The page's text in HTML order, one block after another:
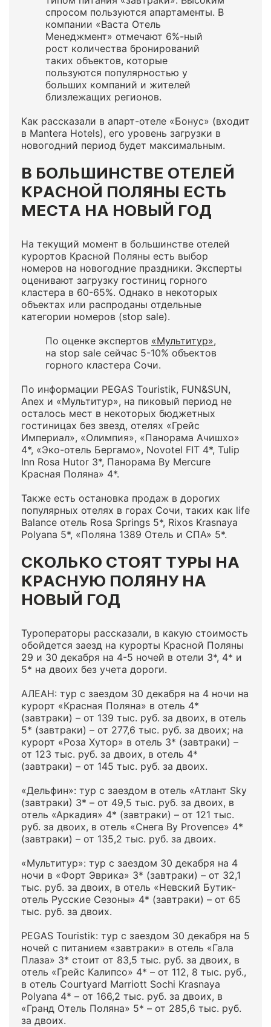
спросом пользуются апартаменты. В
компании «Васта Отель
Менеджмент» отмечают 6%-ный
рост количества бронирований
таких объектов, которые
пользуются популярностью у
больших компаний и жителей
близлежащих регионов.
Как рассказали в апарт-отеле «Бонус» (входит
в Mantera Hotels), его уровень загрузки в
новогодний период будет максимальным.
В БОЛЬШИНСТВЕ ОТЕЛЕЙ
КРАСНОЙ ПОЛЯНЫ ЕСТЬ
МЕСТА НА НОВЫЙ ГОД
На текущий момент в большинстве отелей
курортов Красной Поляны есть выбор
номеров на новогодние праздники. Эксперты
оценивают загрузку гостиниц горного
кластера в 60-65%. Однако в некоторых
объектах или распроданы отдельные
категории номеров (stop sale).
По оценке экспертов «Мультитур»,
на stop sale сейчас 5-10% объектов
горного кластера Сочи.
По информации PEGAS Touristik, FUN&SUN,
Anex и «Мультитур», на пиковый период не
осталось мест в некоторых бюджетных
гостиницах без звезд, отелях «Грейс
Империал», «Олимпия», «Панорама Ачишхо»
4*, «Эко-отель Бергамо», Novotel FIT 4*, Tulip
Inn Rosa Hutor 3*, Панорама By Mercure
Красная Поляна» 4*.
Также есть остановка продаж в дорогих
популярных отелях в горах Сочи, таких как life
Balance отель Rosa Springs 5*, Rixos Krasnaya
Polyana 5*, «Поляна 1389 Отель и СПА» 5*.
СКОЛЬКО СТОЯТ ТУРЫ НА
КРАСНУЮ ПОЛЯНУ НА
НОВЫЙ ГОД
Туроператоры рассказали, в какую стоимость
обойдется заезд на курорты Красной Поляны
29 и 30 декабря на 4-5 ночей в отели 3*, 4* и
5* на двоих без учета дороги.
АЛЕАН: тур с заездом 30 декабря на 4 ночи на
курорт «Красная Поляна» в отель 4*
(завтраки) – от 139 тыс. руб. за двоих, в отель
5* (завтраки) – от 277,6 тыс. руб. за двоих; на
курорт «Роза Хутор» в отель 3* (завтраки) –
от 123 тыс. руб. за двоих, в отель 4*
(завтраки) – от 145 тыс. руб. за двоих.
«Дельфин»: тур с заездом в отель «Атлант Sky
(завтраки) 3* – от 49,5 тыс. руб. за двоих, в
отель «Аркадия» 4* (завтраки) – от 121 тыс.
руб. за двоих, в отель «Снега By Provence» 4*
(завтраки) – от 135,2 тыс. руб. за двоих.
«Мультитур»: тур с заездом 30 декабря на 4
ночи в «Форт Эврика» 3* (завтраки) – от 32,1
тыс. руб. за двоих, в отель «Невский Бутик-
отель Русские Сезоны» 4* (завтраки) – от 65
тыс. руб. за двоих.
PEGAS Touristik: тур с заездом 30 декабря на 5
ночей с питанием «завтраки» в отель «Гала
Плаза» 3* стоит от 83,5 тыс. руб. за двоих, в
отель «Грейс Калипсо» 4* – от 112, 8 тыс. руб.,
в отель Courtyard Marriott Sochi Krasnaya
Polyana 4* – от 166,2 тыс. руб. за двоих, в
«Гранд Отель Поляна» 5* – от 285,6 тыс. руб.
за двоих.